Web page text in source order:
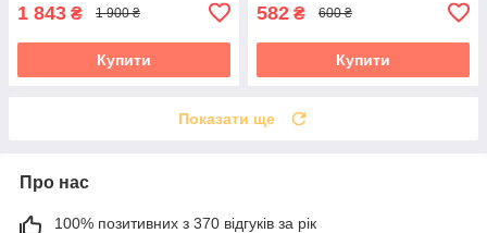
1 843 ₴ 1 900 ₴
Купити
582 ₴ 600 ₴
Купити
Показати ще
Про нас
100% позитивних з 370 відгуків за рік